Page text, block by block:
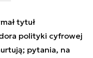
tytuł
polityki cyfrowej
pytania, na